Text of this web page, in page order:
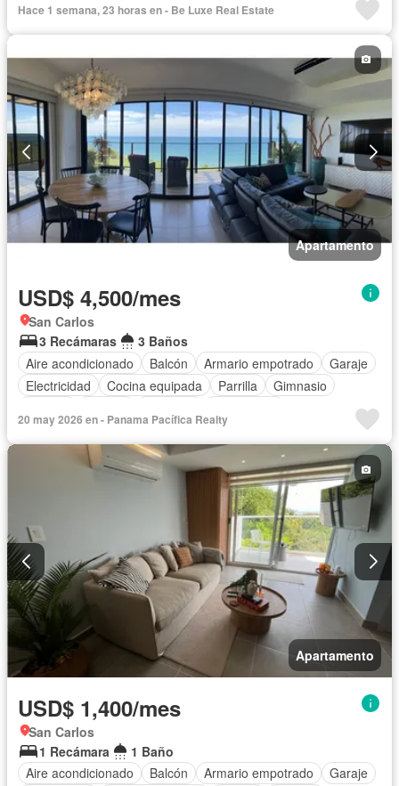
Hace 1 semana, 23 horas en - Be Luxe Real Estate
Apartamento
USD$ 4,500/mes
San Carlos
3 Recámaras
3 Baños
Aire acondicionado
Balcón Armario empotrado
Garaje
Electricidad
Cocina equipada Parrilla
Gimnasio
Vista panorámica
Seguridad Piscina
Cancha de tenis
20 may 2026 en - Panama Pacífica Realty
Apartamento
USD$ 1,400/mes
San Carlos
1 Recámara
1 Baño
Aire acondicionado
Balcón Armario empotrado
Garaje